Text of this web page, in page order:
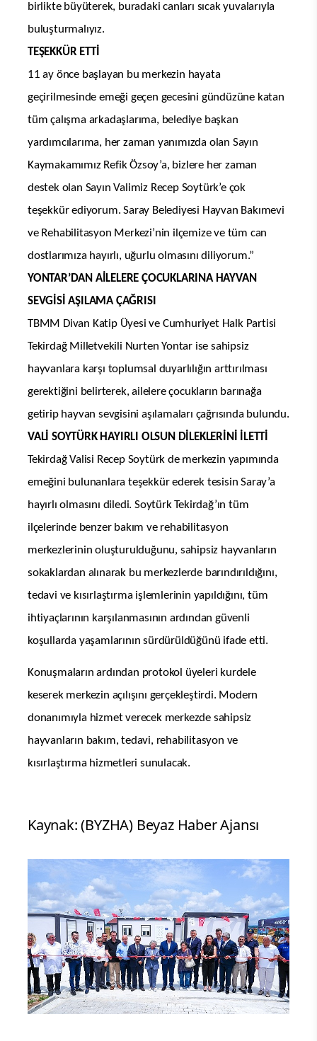
birlikte büyüterek, buradaki canları sıcak yuvalarıyla
buluşturmalıyız.
TEŞEKKÜR ETTİ
11 ay önce başlayan bu merkezin hayata
geçirilmesinde emeği geçen gecesini gündüzüne katan
tüm çalışma arkadaşlarıma, belediye başkan
yardımcılarıma, her zaman yanımızda olan Sayın
Kaymakamımız Refik Özsoy’a, bizlere her zaman
destek olan Sayın Valimiz Recep Soytürk’e çok
teşekkür ediyorum. Saray Belediyesi Hayvan Bakımevi
ve Rehabilitasyon Merkezi’nin ilçemize ve tüm can
dostlarımıza hayırlı, uğurlu olmasını diliyorum.”
YONTAR’DAN AİLELERE ÇOCUKLARINA HAYVAN
SEVGİSİ AŞILAMA ÇAĞRISI
TBMM Divan Katip Üyesi ve Cumhuriyet Halk Partisi
Tekirdağ Milletvekili Nurten Yontar ise sahipsiz
hayvanlara karşı toplumsal duyarlılığın arttırılması
gerektiğini belirterek, ailelere çocukların barınağa
getirip hayvan sevgisini aşılamaları çağrısında bulundu.
VALİ SOYTÜRK HAYIRLI OLSUN DİLEKLERİNİ İLETTİ
Tekirdağ Valisi Recep Soytürk de merkezin yapımında
emeğini bulunanlara teşekkür ederek tesisin Saray’a
hayırlı olmasını diledi. Soytürk Tekirdağ’ın tüm
ilçelerinde benzer bakım ve rehabilitasyon
merkezlerinin oluşturulduğunu, sahipsiz hayvanların
sokaklardan alınarak bu merkezlerde barındırıldığını,
tedavi ve kısırlaştırma işlemlerinin yapıldığını, tüm
ihtiyaçlarının karşılanmasının ardından güvenli
koşullarda yaşamlarının sürdürüldüğünü ifade etti.
Konuşmaların ardından protokol üyeleri kurdele
keserek merkezin açılışını gerçekleştirdi. Modern
donanımıyla hizmet verecek merkezde sahipsiz
hayvanların bakım, tedavi, rehabilitasyon ve
kısırlaştırma hizmetleri sunulacak.
Kaynak: (BYZHA) Beyaz Haber Ajansı